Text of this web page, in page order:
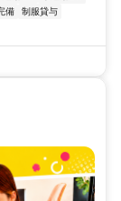
備
制服貸与